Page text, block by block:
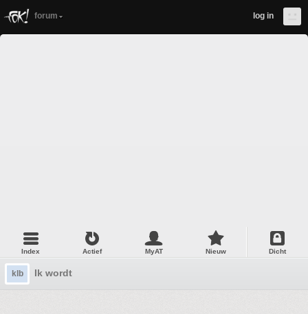
forum log in
Index Actief MyAT Nieuw Dicht
klb Ik wordt